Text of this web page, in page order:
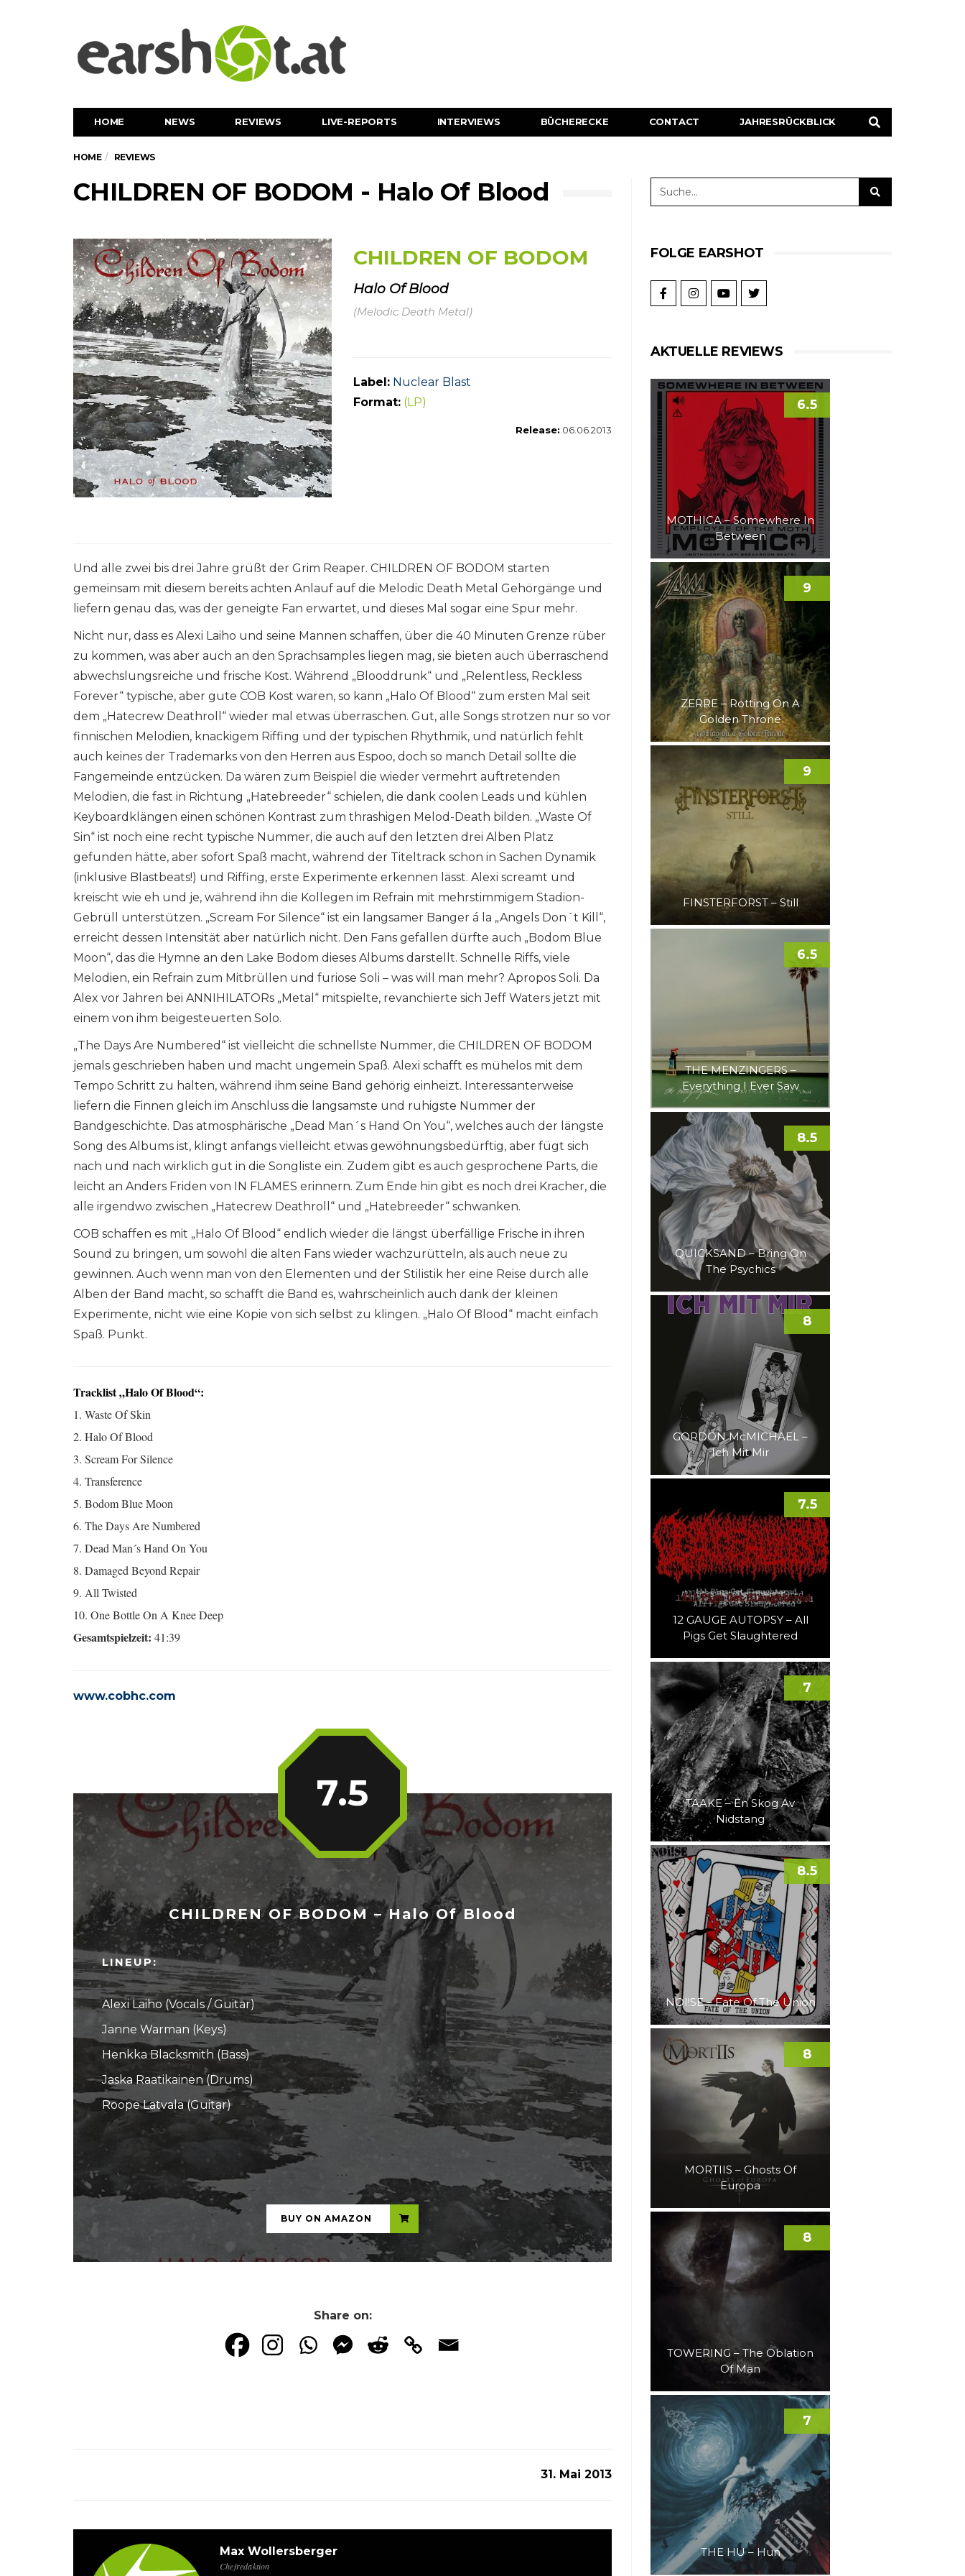
HOME NEWS REVIEWS LIVE-REPORTS INTERVIEWS BÜCHERECKE CONTACT JAHRESRÜCKBLICK
HOME REVIEWS
CHILDREN OF BODOM - Halo Of Blood
CHILDREN OF BODOM
Halo Of Blood
(Melodic Death Metal)
Label: Nuclear Blast
Format: (LP)
Release: 06.06.2013
Und alle zwei bis drei Jahre grüßt der Grim Reaper. CHILDREN OF BODOM starten
gemeinsam mit diesem bereits achten Anlauf auf die Melodic Death Metal Gehörgänge und
liefern genau das, was der geneigte Fan erwartet, und dieses Mal sogar eine Spur mehr.
Nicht nur, dass es Alexi Laiho und seine Mannen schaffen, über die 40 Minuten Grenze rüber
zu kommen, was aber auch an den Sprachsamples liegen mag, sie bieten auch überraschend
abwechslungsreiche und frische Kost. Während „Blooddrunk“ und „Relentless, Reckless
Forever“ typische, aber gute COB Kost waren, so kann „Halo Of Blood“ zum ersten Mal seit
dem „Hatecrew Deathroll“ wieder mal etwas überraschen. Gut, alle Songs strotzen nur so vor
finnischen Melodien, knackigem Riffing und der typischen Rhythmik, und natürlich fehlt
auch keines der Trademarks von den Herren aus Espoo, doch so manch Detail sollte die
Fangemeinde entzücken. Da wären zum Beispiel die wieder vermehrt auftretenden
Melodien, die fast in Richtung „Hatebreeder“ schielen, die dank coolen Leads und kühlen
Keyboardklängen einen schönen Kontrast zum thrashigen Melod-Death bilden. „Waste Of
Sin“ ist noch eine recht typische Nummer, die auch auf den letzten drei Alben Platz
gefunden hätte, aber sofort Spaß macht, während der Titeltrack schon in Sachen Dynamik
(inklusive Blastbeats!) und Riffing, erste Experimente erkennen lässt. Alexi screamt und
kreischt wie eh und je, während ihn die Kollegen im Refrain mit mehrstimmigem Stadion-
Gebrüll unterstützen. „Scream For Silence“ ist ein langsamer Banger á la „Angels Don´t Kill“,
erreicht dessen Intensität aber natürlich nicht. Den Fans gefallen dürfte auch „Bodom Blue
Moon“, das die Hymne an den Lake Bodom dieses Albums darstellt. Schnelle Riffs, viele
Melodien, ein Refrain zum Mitbrüllen und furiose Soli – was will man mehr? Apropos Soli. Da
Alex vor Jahren bei ANNIHILATORs „Metal“ mitspielte, revanchierte sich Jeff Waters jetzt mit
einem von ihm beigesteuerten Solo.
„The Days Are Numbered“ ist vielleicht die schnellste Nummer, die CHILDREN OF BODOM
jemals geschrieben haben und macht ungemein Spaß. Alexi schafft es mühelos mit dem
Tempo Schritt zu halten, während ihm seine Band gehörig einheizt. Interessanterweise
liefern die Finnen gleich im Anschluss die langsamste und ruhigste Nummer der
Bandgeschichte. Das atmosphärische „Dead Man´s Hand On You“, welches auch der längste
Song des Albums ist, klingt anfangs vielleicht etwas gewöhnungsbedürftig, aber fügt sich
nach und nach wirklich gut in die Songliste ein. Zudem gibt es auch gesprochene Parts, die
leicht an Anders Friden von IN FLAMES erinnern. Zum Ende hin gibt es noch drei Kracher, die
alle irgendwo zwischen „Hatecrew Deathroll“ und „Hatebreeder“ schwanken.
COB schaffen es mit „Halo Of Blood“ endlich wieder die längst überfällige Frische in ihren
Sound zu bringen, um sowohl die alten Fans wieder wachzurütteln, als auch neue zu
gewinnen. Auch wenn man von den Elementen und der Stilistik her eine Reise durch alle
Alben der Band macht, so schafft die Band es, wahrscheinlich auch dank der kleinen
Experimente, nicht wie eine Kopie von sich selbst zu klingen. „Halo Of Blood“ macht einfach
Spaß. Punkt.
Tracklist „Halo Of Blood“:
1. Waste Of Skin
2. Halo Of Blood
3. Scream For Silence
4. Transference
5. Bodom Blue Moon
6. The Days Are Numbered
7. Dead Man´s Hand On You
8. Damaged Beyond Repair
9. All Twisted
10. One Bottle On A Knee Deep
Gesamtspielzeit: 41:39
www.cobhc.com
CHILDREN OF BODOM – Halo Of Blood
LINEUP:
Alexi Laiho (Vocals / Guitar)
Janne Warman (Keys)
Henkka Blacksmith (Bass)
Jaska Raatikainen (Drums)
Roope Latvala (Guitar)
7.5
...
BUY ON AMAZON
Share on:
31. Mai 2013
Max Wollersberger
Chefredaktion
FOLGE EARSHOT
AKTUELLE REVIEWS
MOTHICA – Somewhere In
Between
6.5
ZERRE – Rotting On A
Golden Throne
9
FINSTERFORST – Still
9
THE MENZINGERS –
Everything I Ever Saw
6.5
QUICKSAND – Bring On
The Psychics
8.5
GORDON McMICHAEL –
Ich Mit Mir
8
12 GAUGE AUTOPSY – All
Pigs Get Slaughtered
7.5
TAAKE – En Skog Av
Nidstang
7
NOI!SE – Fate Of The Union
8.5
MORTIIS – Ghosts Of
Europa
8
TOWERING – The Oblation
Of Man
8
THE HU – Hun
7